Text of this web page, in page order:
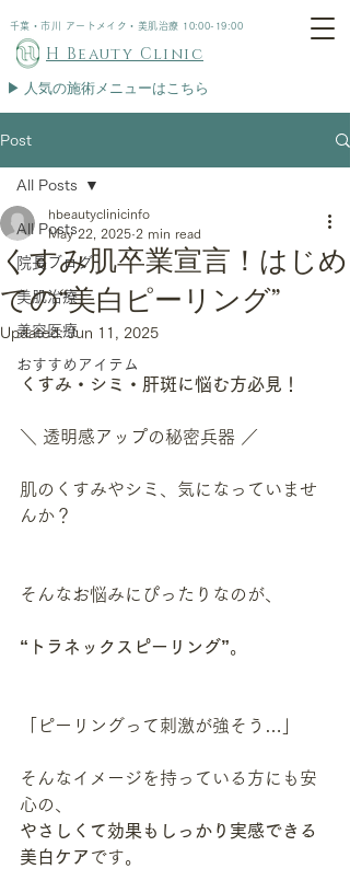
H Beauty Clinic
千葉・市川 アートメイク・美肌治療 10:00-19:00
▶︎ 人気の施術メニューはこちら
Post
All Posts
院長ブログ
美肌治療
美容医療
おすすめアイテム
All Posts
くすみ肌卒業宣言！はじめ
ての“美白ピーリング”
hbeautyclinicinfo
May 22, 2025 2 min read
Updated:Jun 11, 2025
くすみ・シミ・肝斑に悩む方必見！
＼ 透明感アップの秘密兵器 ／
肌のくすみやシミ、気になっていませ
んか？
そんなお悩みにぴったりなのが、
“トラネックスピーリング”。
「ピーリングって刺激が強そう…」
そんなイメージを持っている方にも安
心の、
やさしくて効果もしっかり実感できる
美白ケア です。